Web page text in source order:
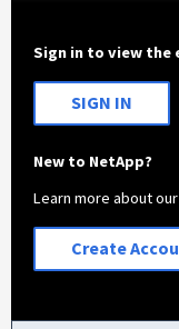
Sign in to view
SIGN IN
New to NetApp?
Learn more about
Create